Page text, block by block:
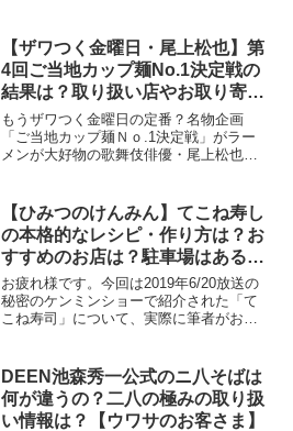
今回はかまぼこということで、秘密のケ
ンミンSHOW!で紹介さ...
【ザワつく金曜日・尾上松也】第
4回ご当地カップ麺No.1決定戦の
結果は？取り扱い店やお取り寄せ
の情報まとめ
もうザワつく金曜日の定番？名物企画
「ご当地カップ麺Ｎｏ.1決定戦」がラー
メンが大好物の歌舞伎俳優・尾上松也の
プ麺の購入方法を調査しまとめました。
【ひみつのけんみん】てこね寿し
の本格的なレシピ・作り方は？お
すすめのお店は？駐車場はある？
予約はできる？お取り寄せはでき
る？穴場の通販サイトは？など調
査まとめ！三重・伊勢の名物グル
介！
お疲れ様です。今回は2019年6/20放送の
秘密のケンミンショーで紹介された「て
こね寿司」について、実際に筆者がおす
(adsbygoogle = window.adsbygoo...
DEEN池森秀一公式のニ八そばは
何が違うの？二八の極みの取り扱
い情報は？【ウワサのお客さま】